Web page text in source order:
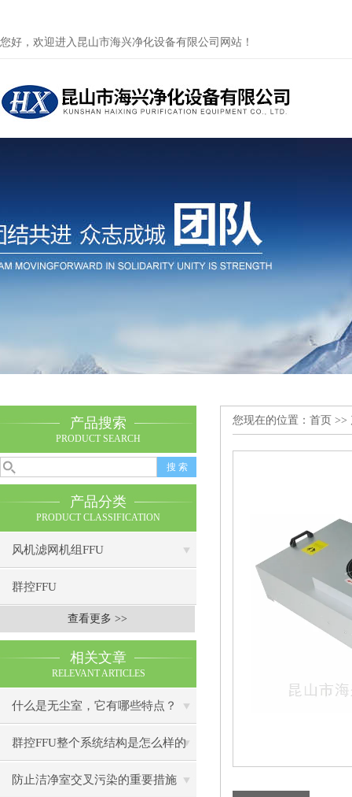
您好，欢迎进入昆山市海兴净化设备有限公司网站！
产品搜索
PRODUCT SEARCH
产品分类
PRODUCT CLASSIFICATION
风机滤网机组FFU
群控FFU
查看更多 >>
相关文章
RELEVANT ARTICLES
什么是无尘室，它有哪些特点？
群控FFU整个系统结构是怎么样的
呢？
防止洁净室交叉污染的重要措施
您现在的位置： 首页 >>